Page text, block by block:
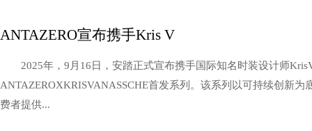
ANTAZERO宣布携手Kris V
2025年，9月16日，安踏正式宣布携手国际知名时装设计师
ANTAZEROXKRISVANASSCHE首发系列。该系列以可持续创新
费者提供...